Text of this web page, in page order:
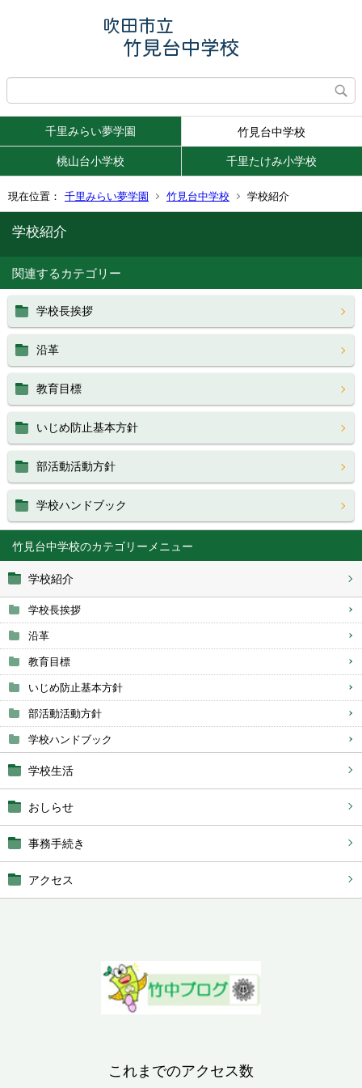
千里みらい夢学園 竹見台中学校
桃山台小学校 千里たけみ小学校
現在位置： 千里みらい夢学園 竹見台中学校 学校紹介
竹見台中学校
学校紹介
学校長挨拶
沿革
教育目標
いじめ防止基本方針
部活動活動方針
学校ハンドブック
学校生活
おしらせ
事務手続き
アクセス
これまでのアクセス数
学校紹介
関連するカテゴリー
学校長挨拶
沿革
教育目標
いじめ防止基本方針
部活動活動方針
学校ハンドブック